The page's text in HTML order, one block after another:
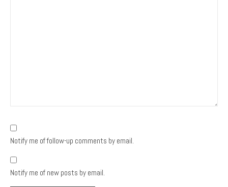
Notify me of follow-up comments by email.
Notify me of new posts by email.